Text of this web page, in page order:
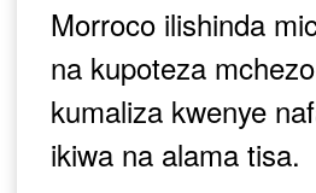
Morroco ilishinda
na kupoteza
kumaliza kwenye
ikiwa na alama tisa.